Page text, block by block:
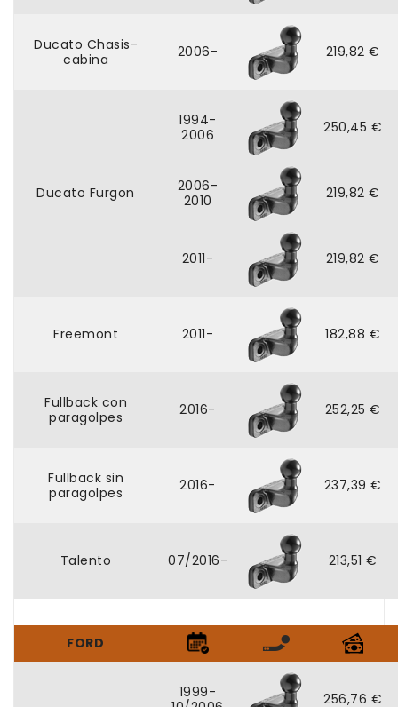
Ducato Chasis-
cabina
2006- 219,82 €
Ducato Furgon
1994-
2006
2006-
2010
2011-
250,45 €
219,82 €
219,82 €
Freemont 2011- 182,88 €
Fullback con
paragolpes
2016- 252,25 €
Fullback sin
paragolpes
2016- 237,39 €
Talento 07/2016- 213,51 €
FORD
1999-
256,76 €